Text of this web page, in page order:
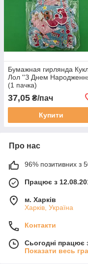
Бумажная гирлянда
Лол ''З Днем
(1 пачка)
37,05 ₴/пач
Купити
Про нас
96% позитивних з
Працює з
м. Харків
Харків, Україна
Контакти
Сьогодні працює
Показати весь